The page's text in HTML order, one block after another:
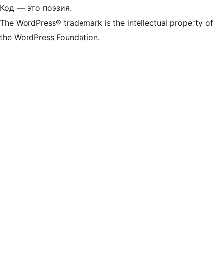
Код — это поэзия.
The WordPress® trademark is the intellectual property of
the WordPress Foundation.